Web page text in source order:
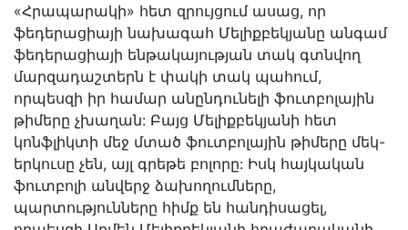
«Հրապարակի» հետ զրույցում ասաց, որ
ֆեդերացիայի նախագահ Մելիքբեկյանը անգամ
ֆեդերացիայի ենթակայության տակ գտնվող
մարզադաշտերն է փակի տակ պահում,
որպեսզի իր համար անընդունելի ֆուտբոլային
թիմերը չխաղան: Բայց Մելիքբեկյանի հետ
կոնֆլիկտի մեջ մտած ֆուտբոլային թիմերը մեկ-
երկուսը չեն, այլ գրեթե բոլորը: Իսկ հայկական
ֆուտբոլի անվերջ ձախողումները,
պարտությունները հիմք են հանդիսացել,